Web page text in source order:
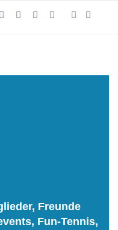
Freunde
Fun-Tennis,